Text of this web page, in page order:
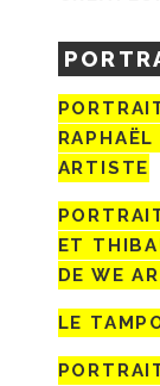
ARTISTE
ET
DE WE
LE